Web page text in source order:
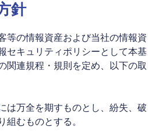
針
等の情報資産および当社の情報資
セキュリティポリシーとして本基
関連規程・規則を定め、以下の取
は万全を期すものとし、紛失、破
むものとする。